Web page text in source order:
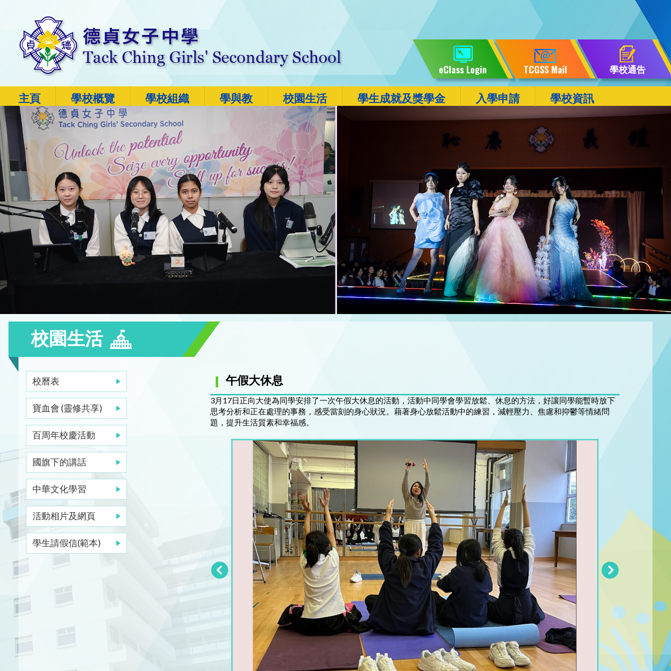
主頁 學校概覽 學校組織 學與教 校園生活 學生成就及獎學金 入學申請 學校資訊
eClass Login TCGSS Mail 學校通告
校園生活
校曆表
寶血會 (靈修共享)
百周年校慶活動
國旗下的講話
中華文化學習
活動相片及網頁
學生請假信(範本)
午假大休息
3月17日正向大使為同學安排了一次午假大休息的活動，活動中同學會學習放鬆、休息的方法，好讓同學能暫時放下
思考分析和正在處理的事務，感受當刻的身心狀況。藉著身心放鬆活動中的練習，減輕壓力、焦慮和抑鬱等情緒問
題，提升生活質素和幸福感。